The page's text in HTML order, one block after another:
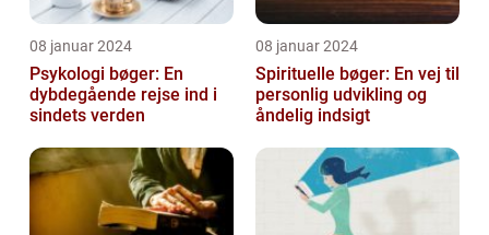
08 januar 2024
Psykologi bøger: En
dybdegående rejse ind i
sindets verden
08 januar 2024
Spirituelle bøger: En vej til
personlig udvikling og
åndelig indsigt